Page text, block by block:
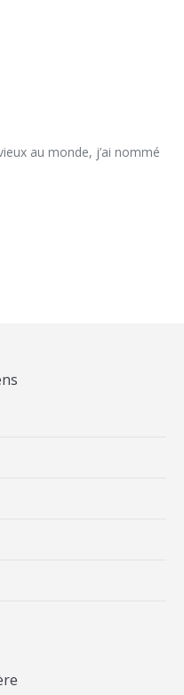
au monde, j’ai nommé